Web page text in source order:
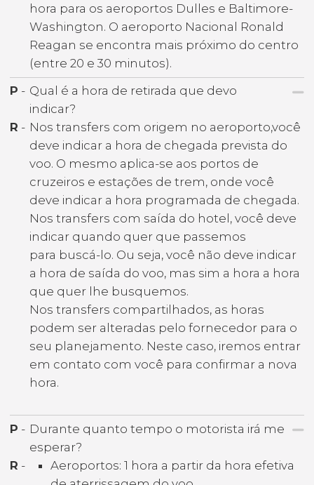
hora para os aeroportos Dulles e Baltimore-
Washington. O aeroporto Nacional Ronald
Reagan se encontra mais próximo do centro
(entre 20 e 30 minutos).
P - Qual é a hora de retirada que devo
indicar?
R - Nos transfers com origem no aeroporto,você
deve indicar a hora de chegada prevista do
voo. O mesmo aplica-se aos portos de
cruzeiros e estações de trem, onde você
deve indicar a hora programada de chegada.
Nos transfers com saída do hotel, você deve
indicar quando quer que passemos
para buscá-lo. Ou seja, você não deve indicar
a hora de saída do voo, mas sim a hora a hora
que quer lhe busquemos.
Nos transfers compartilhados, as horas
podem ser alteradas pelo fornecedor para o
seu planejamento. Neste caso, iremos entrar
em contato com você para confirmar a nova
hora.
P - Durante quanto tempo o motorista irá me
esperar?
R -
Aeroportos: 1 hora a partir da hora efetiva